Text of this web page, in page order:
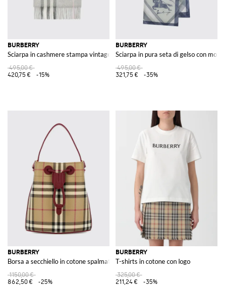
BURBERRY
Sciarpa in cashmere stampa vintage check
495,00 €
420,75 €
-15%
BURBERRY
Sciarpa in pura seta di gelso con
495,00 €
321,75 €
-35%
BURBERRY
Borsa a secchiello in cotone spalmato stampa Vintage Check
1150,00 €
862,50 €
-25%
BURBERRY
T-shirts in cotone con logo
325,00 €
211,24 €
-35%